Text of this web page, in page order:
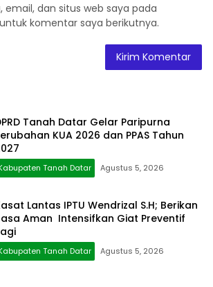
email, dan situs web saya pada
komentar saya berikutnya.
Tanah Datar Gelar Paripurna
KUA 2026 dan PPAS Tahun
Tanah Datar Agustus 5, 2026
Lantas IPTU Wendrizal S.H; Berikan
Aman Intensifkan Giat Preventif
Tanah Datar Agustus 5, 2026